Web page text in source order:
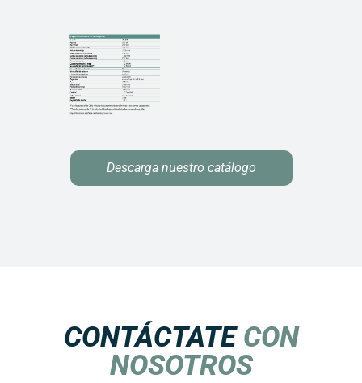
Descarga nuestro catálogo
CONTÁCTATECON
NOSOTROS